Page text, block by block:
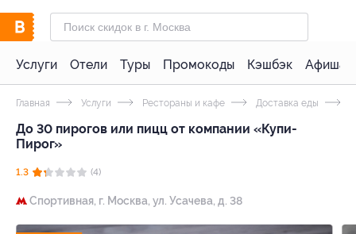
Услуги Отели Туры Промокоды Кэшбэк Афиша
Главная Услуги Рестораны и кафе Доставка еды
До 30 пирогов или пицц от компании «Купи-
Пирог»
1.3 (4)
Спортивная, г. Москва, ул. Усачева, д. 38